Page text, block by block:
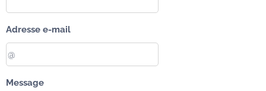
Adresse e-mail
Message